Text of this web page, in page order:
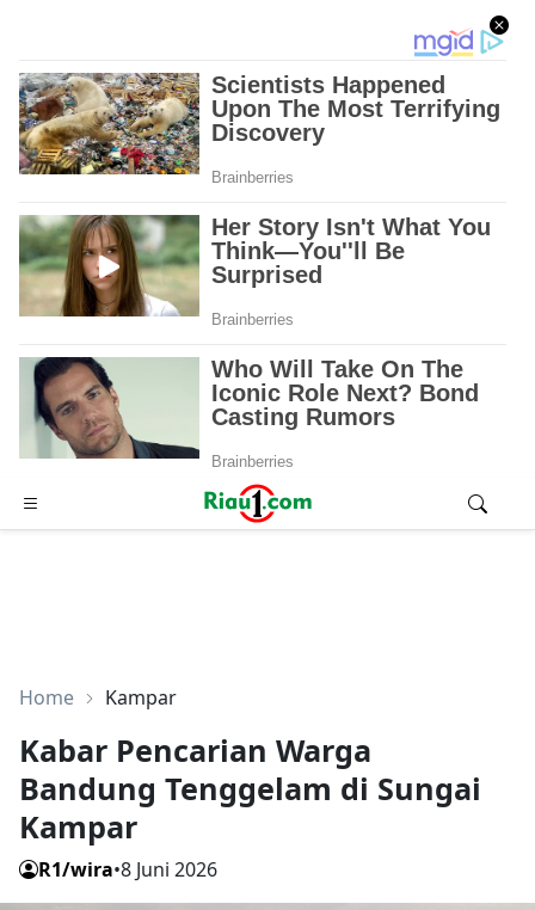
Advertisement
Home Kampar
Kabar Pencarian Warga
Bandung Tenggelam di Sungai
Kampar
R1/wira•8 Juni 2026